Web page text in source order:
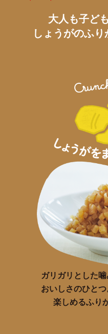
大人も子ど
しょうがのふり
ガリガリとした
おいしさのひと
楽しめるふり